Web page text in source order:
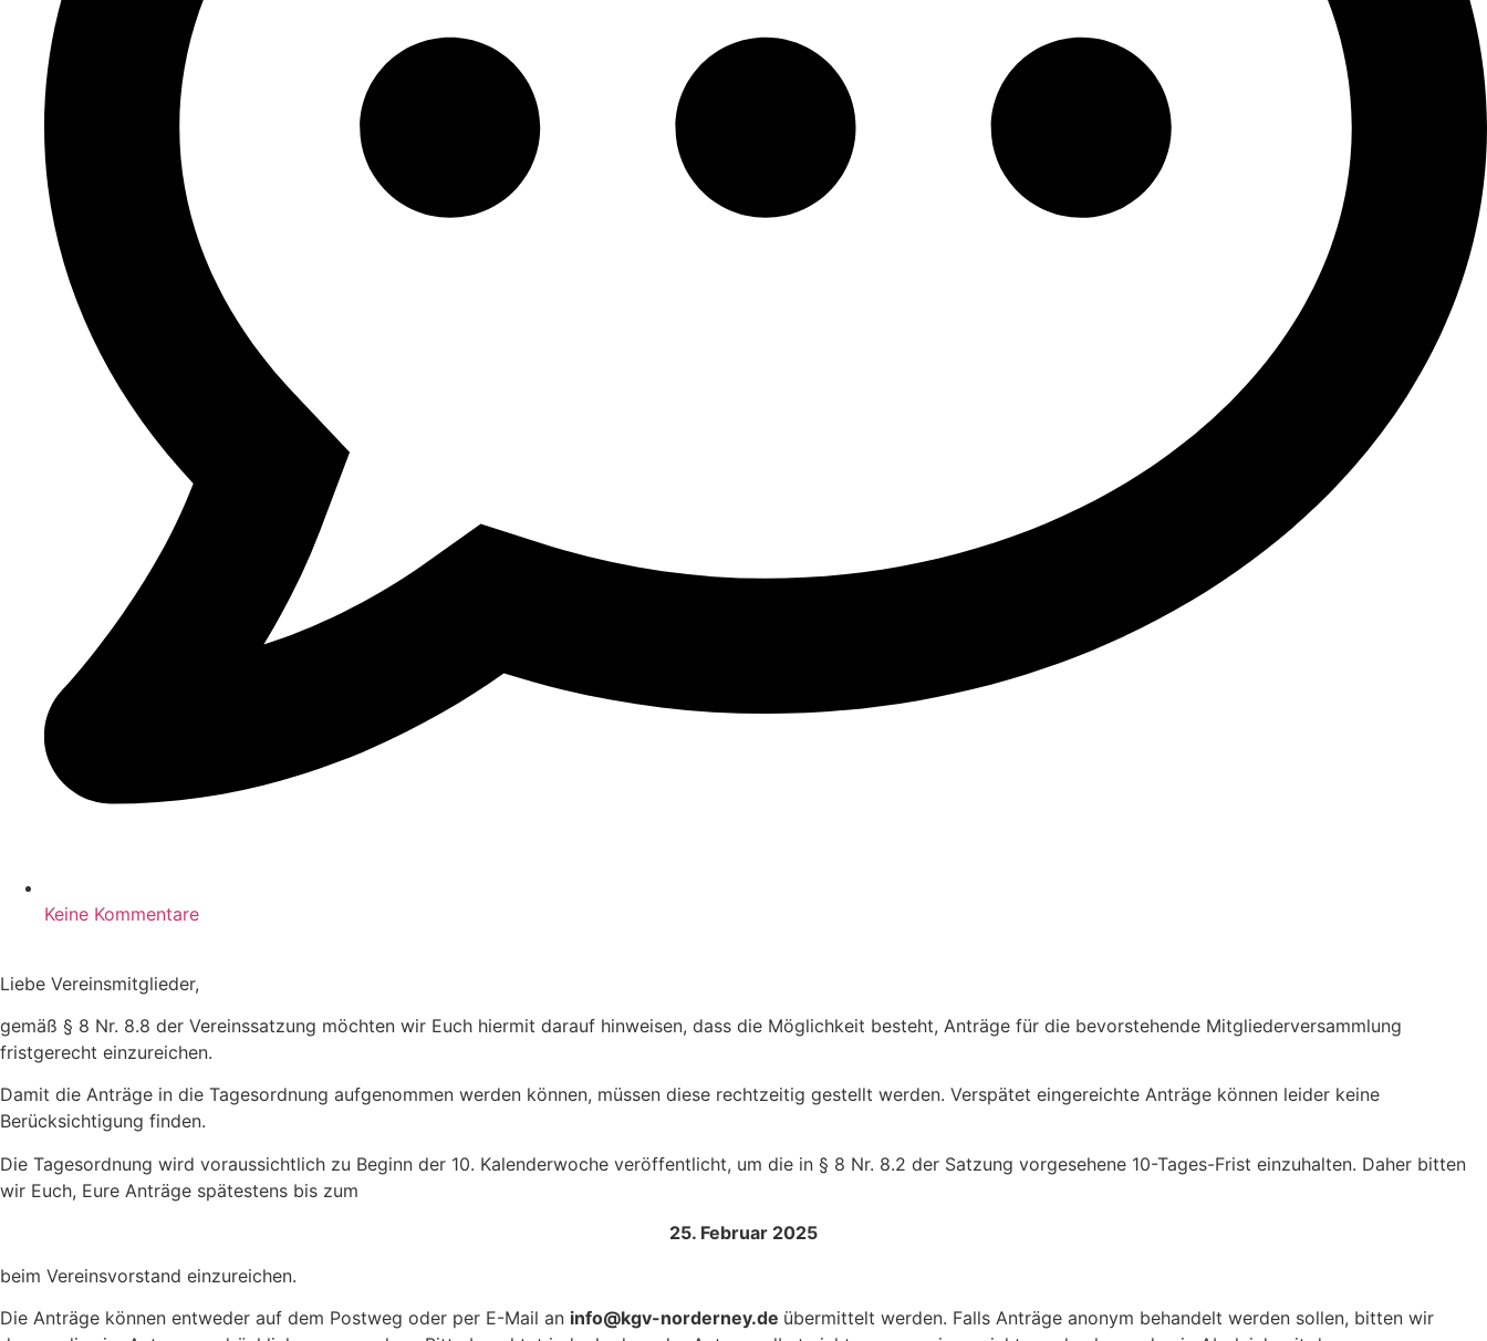
Keine Kommentare
Liebe Vereinsmitglieder,
gemäß § 8 Nr. 8.8 der Vereinssatzung möchten wir Euch hiermit darauf hinweisen, dass die Möglichkeit besteht, Anträge für die bevorstehende Mitgliederversammlung
fristgerecht einzureichen.
Damit die Anträge in die Tagesordnung aufgenommen werden können, müssen diese rechtzeitig gestellt werden. Verspätet eingereichte Anträge können leider keine
Berücksichtigung finden.
Die Tagesordnung wird voraussichtlich zu Beginn der 10. Kalenderwoche veröffentlicht, um die in § 8 Nr. 8.2 der Satzung vorgesehene 10-Tages-Frist einzuhalten. Daher bitten
wir Euch, Eure Anträge spätestens bis zum
25. Februar 2025
beim Vereinsvorstand einzureichen.
Die Anträge können entweder auf dem Postweg oder per E-Mail an info@kgv-norderney.de übermittelt werden. Falls Anträge anonym behandelt werden sollen, bitten wir